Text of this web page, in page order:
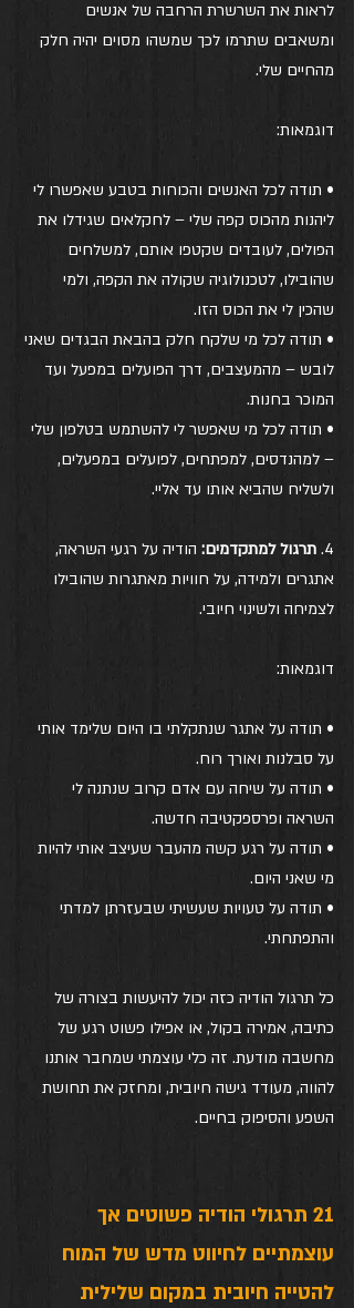
לראות את השרשרת הרחבה של אנשים
ומשאבים שתרמו לכך שמשהו מסוים יהיה חלק
מהחיים שלי.
דוגמאות:
• תודה לכל האנשים והכוחות בטבע שאפשרו לי
ליהנות מהכוס קפה שלי – לחקלאים שגידלו את
הפולים, לעובדים שקטפו אותם, למשלחים
שהובילו, לטכנולוגיה שקולה את הקפה, ולמי
שהכין לי את הכוס הזו.
• תודה לכל מי שלקח חלק בהבאת הבגדים שאני
לובש – מהמעצבים, דרך הפועלים במפעל ועד
המוכר בחנות.
• תודה לכל מי שאפשר לי להשתמש בטלפון שלי
– למהנדסים, למפתחים, לפועלים במפעלים,
ולשליח שהביא אותו עד אליי.
4. תרגול למתקדמים: הודיה על רגעי השראה,
אתגרים ולמידה, על חוויות מאתגרות שהובילו
לצמיחה ולשינוי חיובי.
דוגמאות:
• תודה על אתגר שנתקלתי בו היום שלימד אותי
על סבלנות ואורך רוח.
• תודה על שיחה עם אדם קרוב שנתנה לי
השראה ופרספקטיבה חדשה.
• תודה על רגע קשה מהעבר שעיצב אותי להיות
מי שאני היום.
• תודה על טעויות שעשיתי שבעזרתן למדתי
והתפתחתי.
כל תרגול הודיה כזה יכול להיעשות בצורה של
כתיבה, אמירה בקול, או אפילו פשוט רגע של
מחשבה מודעת. זה כלי עוצמתי שמחבר אותנו
להווה, מעודד גישה חיובית, ומחזק את תחושת
השפע והסיפוק בחיים.
21 תרגולי הודיה פשוטים אך
עוצמתיים לחיווט מדש של המוח
להטייה חיובית במקום שלילית